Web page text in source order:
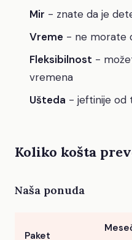
Mir - znate da je
Vreme - ne morate
Fleksibilnost -
vremena
Ušteda - jeftinije od
Koliko košta
Naša ponuda
Paket